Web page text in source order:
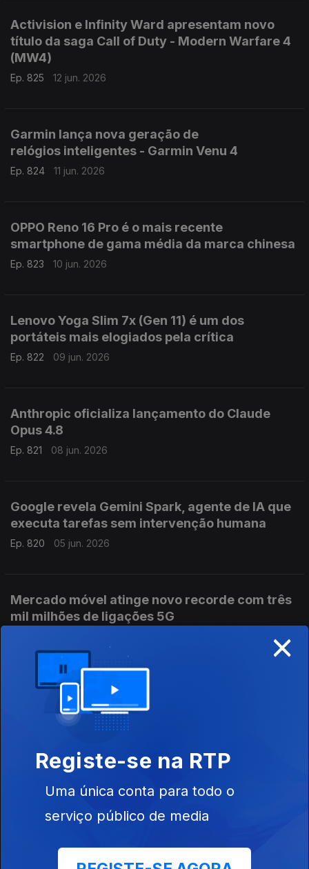
Activision e Infinity Ward apresentam novo
título da saga Call of Duty - Modern Warfare 4
(MW4)
Ep. 825 12 jun. 2026
Garmin lança nova geração de
relógios inteligentes - Garmin Venu 4
Ep. 824 11 jun. 2026
OPPO Reno 16 Pro é o mais recente
smartphone de gama média da marca chinesa
Ep. 823 10 jun. 2026
Lenovo Yoga Slim 7x (Gen 11) é um dos
portáteis mais elogiados pela crítica
Ep. 822 09 jun. 2026
Anthropic oficializa lançamento do Claude
Opus 4.8
Ep. 821 08 jun. 2026
Google revela Gemini Spark, agente de IA que
executa tarefas sem intervenção humana
Ep. 820 05 jun. 2026
Mercado móvel atinge novo recorde com três
mil milhões de ligações 5G
RedMagic anuncia os novos smartphones topo
de gama
03 jun. 2026
Investigadores da Universidade de Coimbra
criam novo condutor transparente para ecrãs
flexíveis
×
Registe-se na RTP
Uma única conta para todo o
serviço público de media